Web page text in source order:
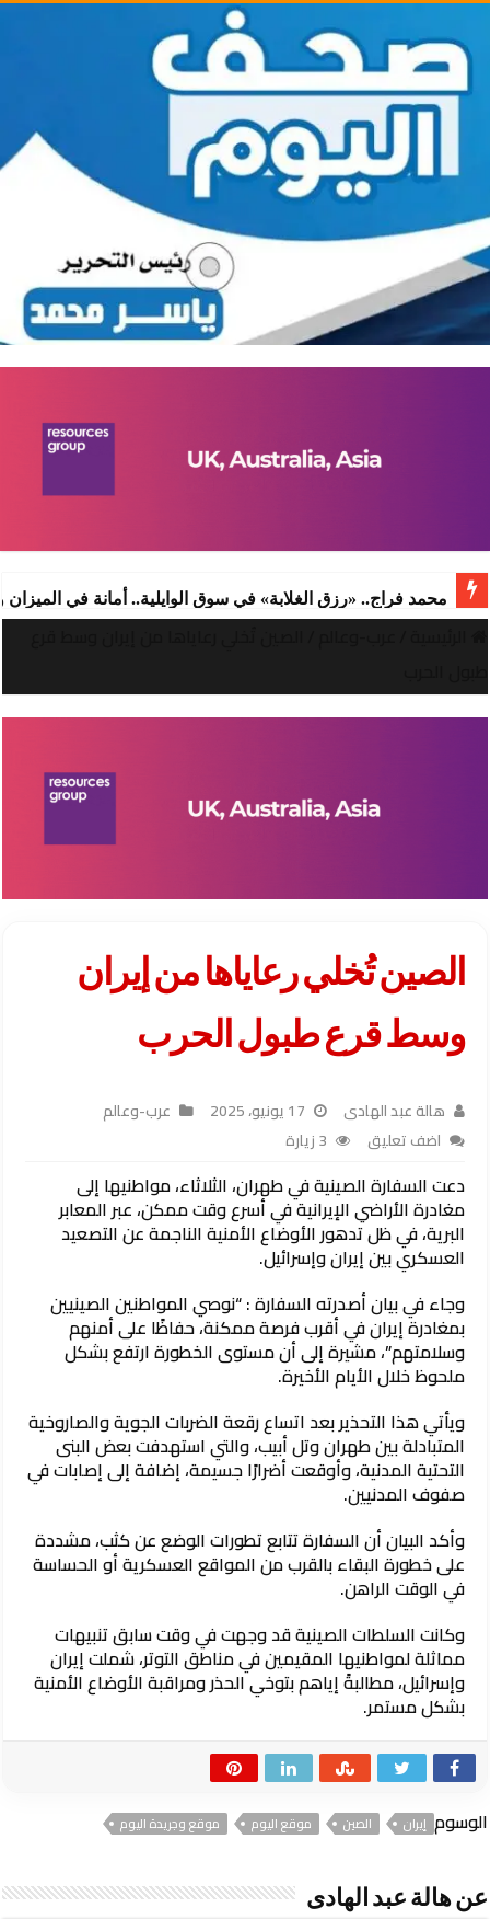
محمد فراج.. «رزق الغلابة» في سوق الوايلية.. أمانة في
الصين تُخلي رعاياها من إيران
وسط قرع طبول الحرب
هالة عبد الهادى 17 يونيو، 2025
عرب-وعالم
اضف تعليق
3 زيارة
دعت السفارة الصينية في طهران، الثلاثاء، مواطنيها إلى
مغادرة الأراضي الإيرانية في أسرع وقت ممكن، عبر المعابر
البرية، في ظل تدهور الأوضاع الأمنية الناجمة عن التصعيد
العسكري بين إيران وإسرائيل.
وجاء في بيان أصدرته السفارة : “نوصي المواطنين الصينيين
بمغادرة إيران في أقرب فرصة ممكنة، حفاظًا على أمنهم
وسلامتهم”، مشيرة إلى أن مستوى الخطورة ارتفع بشكل
ملحوظ خلال الأيام الأخيرة.
ويأتي هذا التحذير بعد اتساع رقعة الضربات الجوية والصاروخية
المتبادلة بين طهران وتل أبيب، والتي استهدفت بعض البنى
التحتية المدنية، وأوقعت أضرارًا جسيمة، إضافة إلى إصابات في
صفوف المدنيين.
وأكد البيان أن السفارة تتابع تطورات الوضع عن كثب، مشددة
على خطورة البقاء بالقرب من المواقع العسكرية أو الحساسة
في الوقت الراهن.
وكانت السلطات الصينية قد وجهت في وقت سابق تنبيهات
مماثلة لمواطنيها المقيمين في مناطق التوتر، شملت إيران
وإسرائيل، مطالبةً إياهم بتوخي الحذر ومراقبة الأوضاع الأمنية
بشكل مستمر.
الوسوم إيران الصين موقع اليوم موقع وجريدة اليوم
عن هالة عبد الهادى